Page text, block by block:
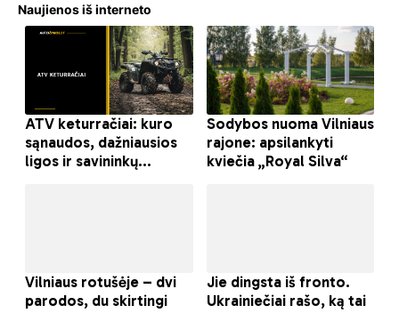
Naujienos iš interneto